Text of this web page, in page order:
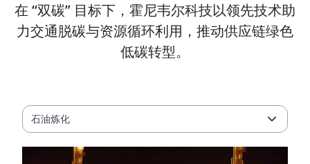
在 “双碳” 目标下，霍尼韦尔科技以领先技术助
力交通脱碳与资源循环利用，推动供应链绿色
低碳转型。
石油炼化